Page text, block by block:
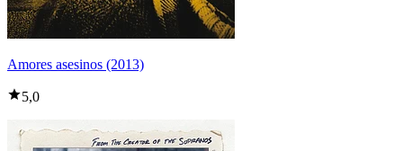
Amores asesinos (2013)
5,0